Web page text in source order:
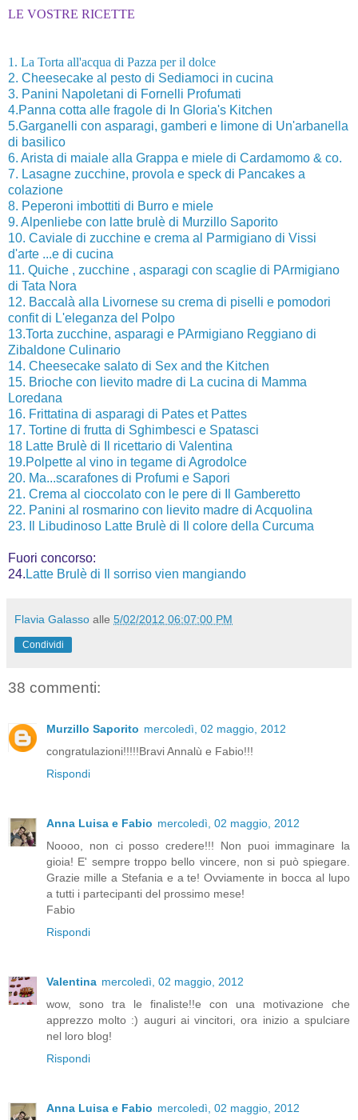
LE VOSTRE RICETTE
1. La Torta all'acqua di Pazza per il dolce
2. Cheesecake al pesto di Sediamoci in cucina
3. Panini Napoletani di Fornelli Profumati
4.Panna cotta alle fragole di In Gloria's Kitchen
5.Garganelli con asparagi, gamberi e limone di Un'arbanella
di basilico
6. Arista di maiale alla Grappa e miele di Cardamomo & co.
7. Lasagne zucchine, provola e speck di Pancakes a
colazione
8. Peperoni imbottiti di Burro e miele
9. Alpenliebe con latte brulè di Murzillo Saporito
10. Caviale di zucchine e crema al Parmigiano di Vissi
d'arte ...e di cucina
11. Quiche , zucchine , asparagi con scaglie di PArmigiano
di Tata Nora
12. Baccalà alla Livornese su crema di piselli e pomodori
confit di L'eleganza del Polpo
13.Torta zucchine, asparagi e PArmigiano Reggiano di
Zibaldone Culinario
14. Cheesecake salato di Sex and the Kitchen
15. Brioche con lievito madre di La cucina di Mamma
Loredana
16. Frittatina di asparagi di Pates et Pattes
17. Tortine di frutta di Sghimbesci e Spatasci
18 Latte Brulè di Il ricettario di Valentina
19.Polpette al vino in tegame di Agrodolce
20. Ma...scarafones di Profumi e Sapori
21. Crema al cioccolato con le pere di Il Gamberetto
22. Panini al rosmarino con lievito madre di Acquolina
23. Il Libudinoso Latte Brulè di Il colore della Curcuma
Fuori concorso:
24. Latte Brulè di Il sorriso vien mangiando
Flavia Galasso alle 5/02/2012 06:07:00 PM
Condividi
38 commenti:
Murzillo Saporito mercoledì, 02 maggio, 2012
congratulazioni!!!!!Bravi Annalù e Fabio!!!
Rispondi
Anna Luisa e Fabio mercoledì, 02 maggio, 2012
Noooo, non ci posso credere!!! Non puoi immaginare la
gioia! E' sempre troppo bello vincere, non si può spiegare.
Grazie mille a Stefania e a te! Ovviamente in bocca al lupo
a tutti i partecipanti del prossimo mese!
Fabio
Rispondi
Valentina mercoledì, 02 maggio, 2012
wow, sono tra le finaliste!!e con una motivazione che
apprezzo molto :) auguri ai vincitori, ora inizio a spulciare
nel loro blog!
Rispondi
Anna Luisa e Fabio mercoledì, 02 maggio, 2012